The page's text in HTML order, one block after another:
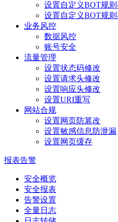
设置自定义BOT规
设置自定义BOT规则
业务风控
数据风控
账号安全
流量管理
设置状态码修改
设置请求头修改
设置响应头修改
设置URI重写
网站合规
设置网页防篡改
设置敏感信息防泄漏
设置网页缓存
报表告警
安全概览
安全报表
告警设置
全量日志